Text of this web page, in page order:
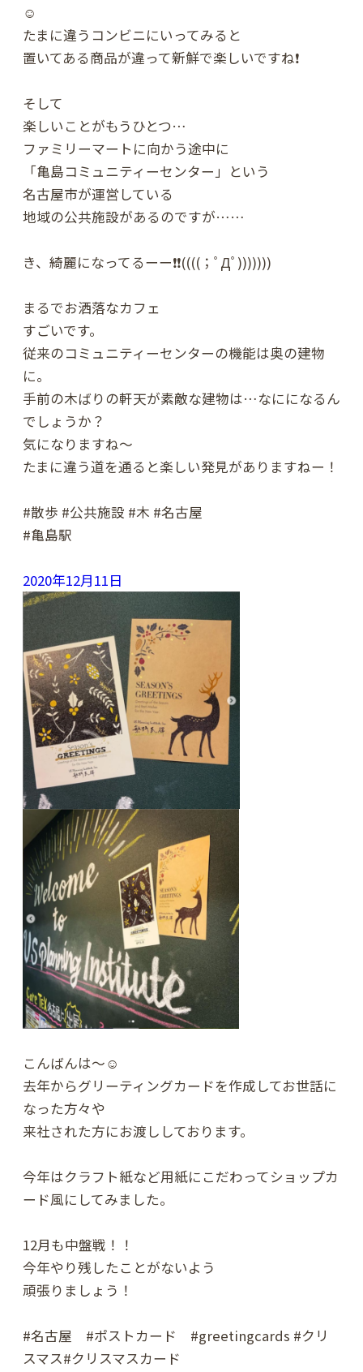
☺️
たまに違うコンビニにいってみると
置いてある商品が違って新鮮で楽しいですね❗️
そして
楽しいことがもうひとつ…
ファミリーマートに向かう途中に
「亀島コミュニティーセンター」という
名古屋市が運営している
地域の公共施設があるのですが……
き、綺麗になってるーー❗️❗️((((；ﾟДﾟ)))))))
まるでお洒落なカフェ
すごいです。
従来のコミュニティーセンターの機能は奥の建物
に。
手前の木ばりの軒天が素敵な建物は…なにになるん
でしょうか？
気になりますね〜
たまに違う道を通ると楽しい発見がありますねー！
#散歩 #公共施設 #木 #名古屋
#亀島駅
2020年12月11日
こんばんは〜☺️
去年からグリーティングカードを作成してお世話に
なった方々や
来社された方にお渡ししております。
今年はクラフト紙など用紙にこだわってショップカ
ード風にしてみました。
12月も中盤戦！！
今年やり残したことがないよう
頑張りましょう！
#名古屋 #ポストカード #greetingcards #クリ
スマス#クリスマスカード